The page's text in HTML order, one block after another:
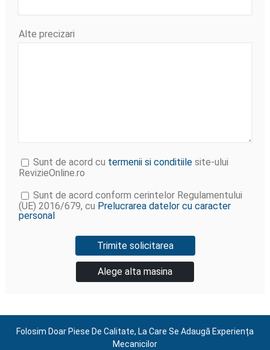
Alte precizari
Sunt de acord cu termenii si conditiile site-ului
RevizieOnline.ro
Sunt de acord conform cerintelor Regulamentului
(UE) 2016/679, cu Prelucrarea datelor cu caracter
personal
Alege alta masina
Folosim Doar Piese De Calitate, La Care Se Adaugă Experiența
Mecanicilor